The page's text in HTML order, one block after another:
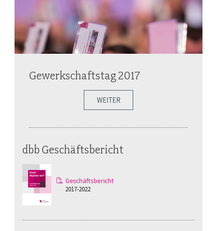
Gewerkschaftstag 2017
WEITER
dbb Geschäftsbericht
Geschäftsbericht
2017-2022